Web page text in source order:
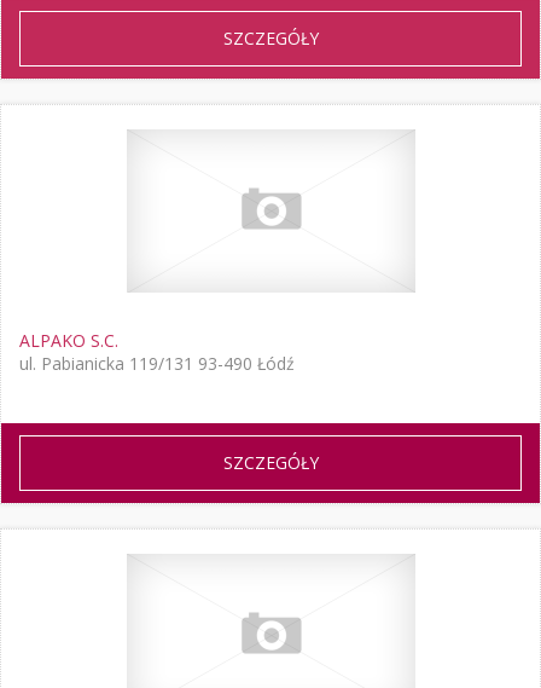
SZCZEGÓŁY
ALPAKO S.C.
ul. Pabianicka 119/131 93-490 Łódź
SZCZEGÓŁY